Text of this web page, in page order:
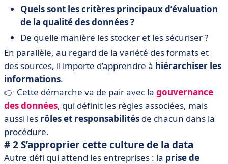
Quels sont les critères principaux d’évaluation
de la qualité des données ?
De quelle manière les stocker et les sécuriser ?
En parallèle, au regard de la variété des formats et
des sources, il importe d’apprendre à hiérarchiser les
informations.
👉 Cette démarche va de pair avec la gouvernance
des données, qui définit les règles associées, mais
aussi les rôles et responsabilités de chacun dans la
procédure.
# 2 S’approprier cette culture de la data
Autre défi qui attend les entreprises : la prise de